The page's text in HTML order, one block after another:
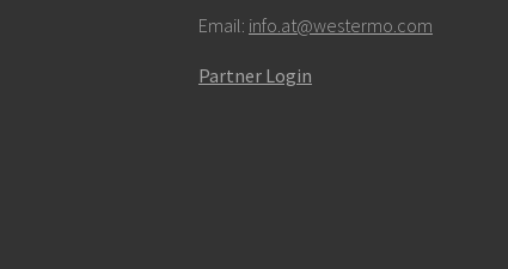
Email: info.at@westermo.com
Partner Login